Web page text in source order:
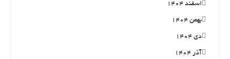
اسفند ۱۴۰۴
بهمن ۱۴۰۴
دی ۱۴۰۴
آذر ۱۴۰۴